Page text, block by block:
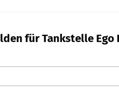
für Tankstelle